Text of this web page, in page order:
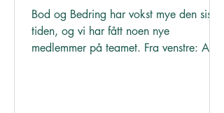
Bod og Bedring har vokst mye den siste
tiden, og vi har fått noen nye
medlemmer på teamet. Fra venstre: Anne